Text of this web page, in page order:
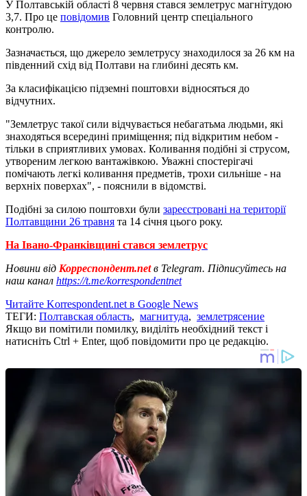
У Полтавській області 8 червня стався землетрус магнітудою
3,7. Про це повідомив Головний центр спеціального
контролю.
Зазначається, що джерело землетрусу знаходилося за 26 км на
південний схід від Полтави на глибині десять км.
За класифікацією підземні поштовхи відносяться до
відчутних.
"Землетрус такої сили відчувається небагатьма людьми, які
знаходяться всередині приміщення; під відкритим небом -
тільки в сприятливих умовах. Коливання подібні зі струсом,
утвореним легкою вантажівкою. Уважні спостерігачі
помічають легкі коливання предметів, трохи сильніше - на
верхніх поверхах", - пояснили в відомстві.
Подібні за силою поштовхи були зареєстровані на території
Полтавщини 26 травня та 14 січня цього року.
На Івано-Франківщині стався землетрус
Новини від Корреспондент.netв Telegram. Підписуйтесь на
наш канал https://t.me/korrespondentnet
Читайте Korrespondent.net в Google News
ТЕГИ: Полтавская область, магнитуда, землетрясение
Якщо ви помітили помилку, виділіть необхідний текст і
натисніть Ctrl + Enter, щоб повідомити про це редакцію.